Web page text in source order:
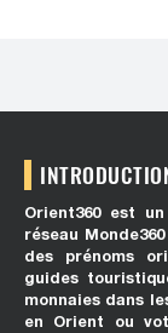
Orient360 est
réseau
des prénoms
guides
monnaies dans
en Orient ou